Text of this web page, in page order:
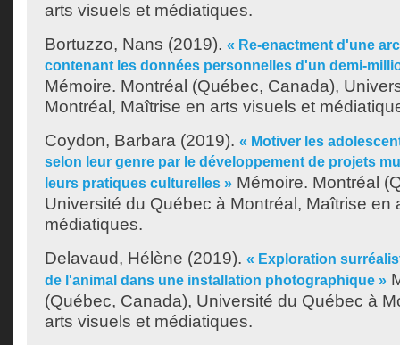
arts visuels et médiatiques.
Bortuzzo, Nans (2019). « Re-enactment d'une
contenant les données personnelles d'un demi-
Mémoire. Montréal (Québec, Canada),
Montréal, Maîtrise en arts visuels et
Coydon, Barbara (2019). « Motiver les
selon leur genre par le développement de projets
leurs pratiques culturelles » Mémoire. Montréal
Université du Québec à Montréal, Maîtrise en
médiatiques.
Delavaud, Hélène (2019). « Exploration
de l'animal dans une installation photographique »
(Québec, Canada), Université du Québec à
arts visuels et médiatiques.